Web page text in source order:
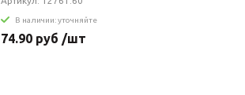
В наличии: уточняйте
74.90 руб /шт